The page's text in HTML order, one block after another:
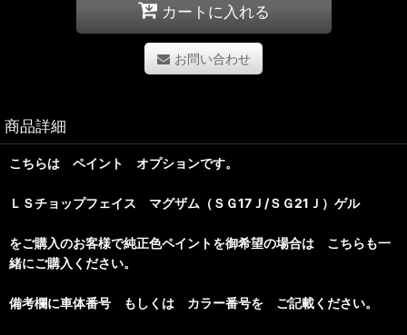
カートに入れる
お問い合わせ
商品詳細
こちらは ペイント オプションです。
ＬＳチョップフェイス マグザム（ＳＧ17Ｊ/ＳＧ21Ｊ）ゲル
をご購入のお客様で純正色ペイントを御希望の場合は こちらも一
緒にご購入ください。
備考欄に車体番号 もしくは カラー番号を ご記載ください。